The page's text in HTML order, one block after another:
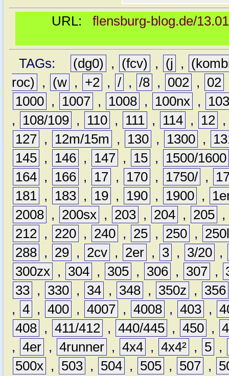
URL: flensburg-blog.de/
TAGs: (dg0) , (fcv) , (j ,
roc)
, (w , +2 , / , /8 , 002 , 02
1000 , 1007 , 1008 , 100nx ,
,
108/109 , 110 , 111 , 114 , 12
127 , 12m/15m , 130 , 1300 ,
145 , 146 , 147 , 15 ,
1500/1600
164 , 166 , 17 , 170 , 1750/ ,
181 , 183 , 19 , 190 , 1900 ,
2008 , 200sx , 203 , 204 , 205 ,
212 , 220 , 240 , 25 , 250 ,
288 , 29 , 2cv , 2er , 3 , 3/20 ,
300zx , 304 , 305 , 306 , 307 ,
33 , 330 , 34 , 348 , 350z ,
356
, 4 , 400 , 4007 , 4008 , 403 ,
408 , 411/412 , 440/445 , 450 ,
, 4er , 4runner , 4x4 , 4x4² , 5 ,
500x , 503 , 504 , 505 , 507 ,